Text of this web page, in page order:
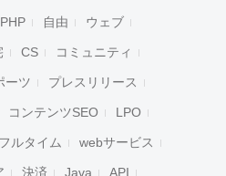
自由 ウェブ
CS コミュニティ
ーツ プレスリリース
コンテンツSEO LPO
フルタイム webサービス
決済 Java API